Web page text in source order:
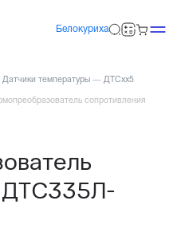
Белокуриха
Датчики температуры — ДТСхх5
сопротивления
ДТС335Л-